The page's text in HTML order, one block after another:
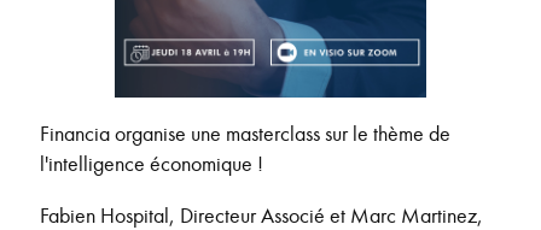
Financia organise une masterclass sur le thème de
l'intelligence économique !
Fabien Hospital, Directeur Associé et Marc Martinez,